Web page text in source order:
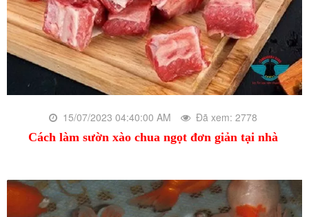
15/07/2023 04:40:00 AM Đã xem: 2778
Cách làm sườn xào chua ngọt đơn giản tại nhà